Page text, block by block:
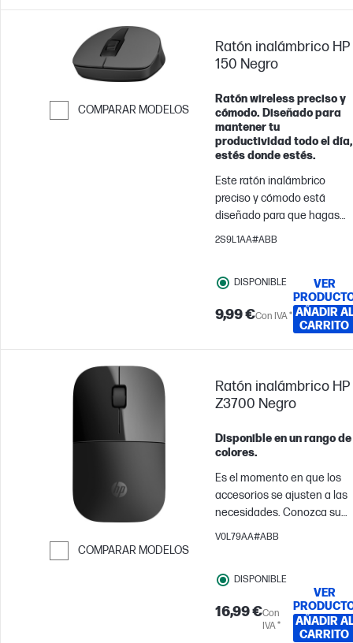
tecnología.
COMPARAR MODELOS
Ratón inalámbrico HP
150 Negro
Ratón wireless preciso y
cómodo. Diseñado para
mantener tu
productividad todo el día,
estés donde estés.
Este ratón inalámbrico
preciso y cómodo está
diseñado para que hagas
clic rápidamente y
te haya llevado tu viaje.
2S9L1AA#ABB
DISPONIBLE
9,99 €Con IVA *
VER
AÑADIR AL
CARRITO
COMPARAR MODELOS
Ratón inalámbrico HP
Z3700 Negro
Disponible en un rango de
colores.
Es el momento en que los
accesorios se ajusten a las
necesidades. Conozca su
nuevo ratón inalámbrico[1],
estilo único y elegante. Es
funcional. Es portátil. Está
de moda. Es para usted.
V0L79AA#ABB
DISPONIBLE
16,99 €Con
IVA *
VER
AÑADIR AL
CARRITO